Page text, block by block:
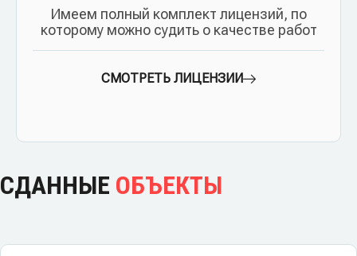
Имеем полный комплект лицензий, по
которому можно судить о качестве работ
СМОТРЕТЬ ЛИЦЕНЗИИ
СДАННЫЕ ОБЪЕКТЫ